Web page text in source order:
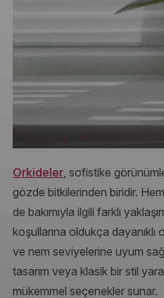
Orkideler, sofistike
gözde bitkilerinden biridir.
de bakımıyla ilgili farklı
koşullarına oldukça dayanıklı
ve nem seviyelerine uyum
tasarım veya klasik bir stil
mükemmel seçenekler sunar.